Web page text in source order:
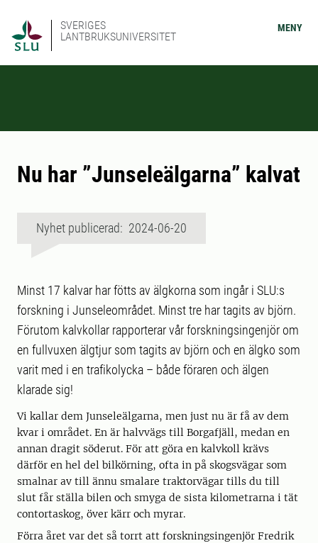
SVERIGES
LANTBRUKSUNIVERSITET
MENY
Nu har ”Junseleälgarna” kalvat
Nyhet publicerad: 2024-06-20
Minst 17 kalvar har fötts av älgkorna som ingår i SLU:s
forskning i Junseleområdet. Minst tre har tagits av björn.
Förutom kalvkollar rapporterar vår forskningsingenjör om
en fullvuxen älgtjur som tagits av björn och en älgko som
varit med i en trafikolycka – både föraren och älgen
klarade sig!
Vi kallar dem Junseleälgarna, men just nu är få av dem
kvar i området. En är halvvägs till Borgafjäll, medan en
annan dragit söderut. För att göra en kalvkoll krävs
därför en hel del bilkörning, ofta in på skogsvägar som
smalnar av till ännu smalare traktorvägar tills du till
slut får ställa bilen och smyga de sista kilometrarna i tät
contortaskog, över kärr och myrar.
Förra året var det så torrt att forskningsingenjör Fredrik